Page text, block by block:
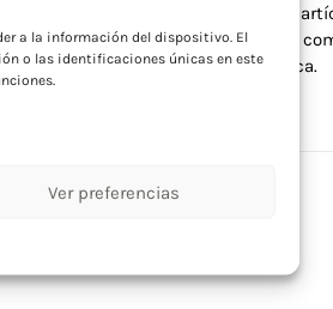
a la información del dispositivo. El
o las identificaciones únicas en este
Ver preferencias
solar y batería incluida. Ideal como
o kits de bienvenida. Su formato
para regalar con tu marca.